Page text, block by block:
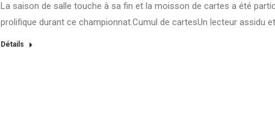
La saison de salle touche à sa fin et la moisson de cartes a été
prolifique durant ce championnat.Cumul de cartesUn lecteur assidu
Détails